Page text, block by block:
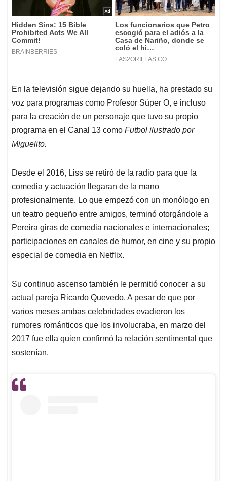
En la televisión sigue dejando su huella, ha prestado su
voz para programas como Profesor Súper O, e incluso
para la creación de un personaje que tuvo su propio
programa en el Canal 13 como Futbol ilustrado por
Miguelito.
Desde el 2016, Liss se retiró de la radio para que la
comedia y actuación llegaran de la mano
profesionalmente. Lo que empezó con un monólogo en
un teatro pequeño entre amigos, terminó otorgándole a
Pereira giras de comedia nacionales e internacionales;
participaciones en canales de humor, en cine y su propio
especial de comedia en Netflix.
Su continuo ascenso también le permitió conocer a su
actual pareja Ricardo Quevedo. A pesar de que por
varios meses ambas celebridades evadieron los
rumores románticos que los involucraba, en marzo del
2017 fue ella quien confirmó la relación sentimental que
sostenían.